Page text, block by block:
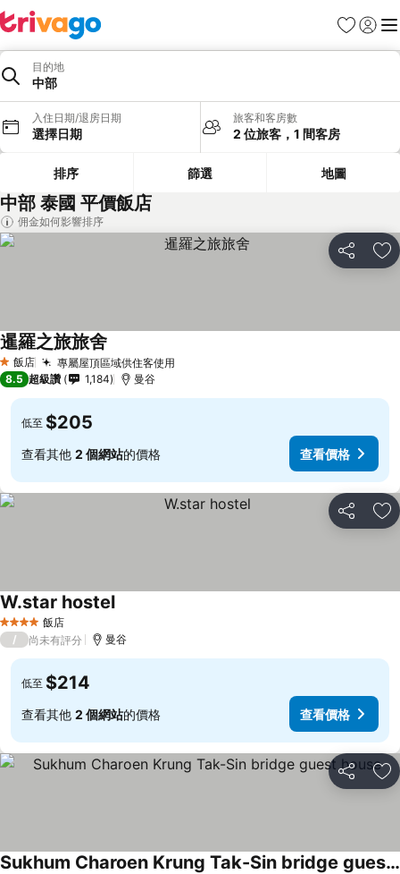
我的最愛
登入 選
目的地
中部
入住日期/退房日期
選擇日期
旅客和客房數
2 位旅客，1 間客房
排序 篩選 地圖
中部 泰國 平價飯店
佣金如何影響排序
分享 加
1 星級
飯店 專屬屋頂區域供住客使用
暹羅之旅旅舍
8.5 超級讚 1,184 曼谷
低至 $205
查看其他 2 個網站的價格 查看價格
分享 加
4 星級 飯店
W.star hostel
/ 尚未有評分 曼谷
低至 $214
查看其他 2 個網站的價格 查看價格
分享 加
Sukhum Charoen Krung Tak-Sin bridge guest house